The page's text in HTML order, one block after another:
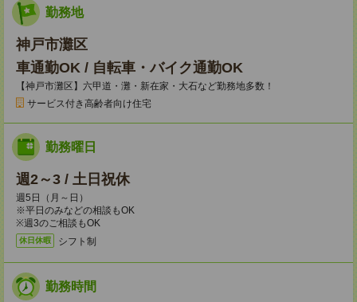
勤務地
神戸市灘区
車通勤OK / 自転車・バイク通勤OK
【神戸市灘区】六甲道・灘・新在家・大石など勤務地多数！
サービス付き高齢者向け住宅
勤務曜日
週2～3 / 土日祝休
週5日（月～日）
※平日のみなどの相談もOK
※週3のご相談もOK
休日休暇 シフト制
勤務時間